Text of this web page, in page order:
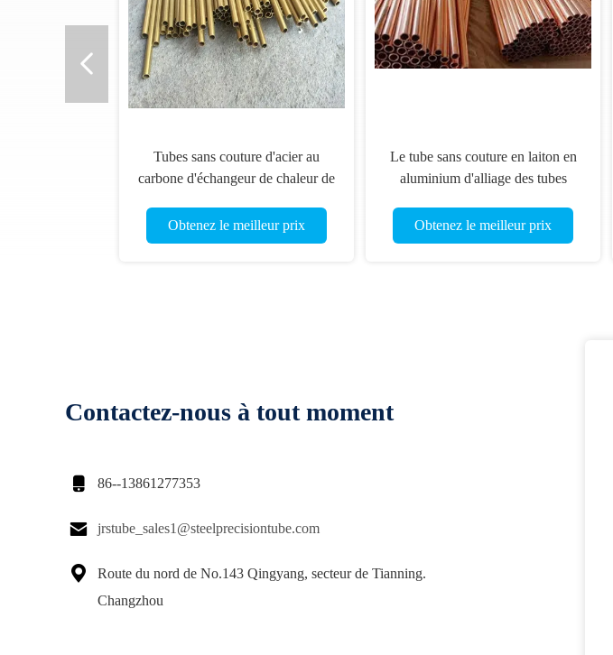
Tubes sans couture d'acier au
carbone d'échangeur de chaleur de
d'ASTM B111 C71640
Obtenez le meilleur prix
Le tube sans couture en laiton en
aluminium d'alliage des tubes
de cuivre chauffent l'échange
Obtenez le meilleur prix
Contactez-nous à tout moment
 86--13861277353
 jrstube_sales1@steelprecisiontube.com

Route du nord de No.143 Qingyang, secteur de Tianning.
Changzhou